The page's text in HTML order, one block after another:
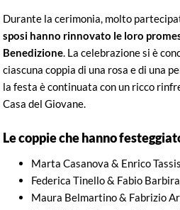
Durante la cerimonia, molto
sposi hanno rinnovato le loro
Benedizione. La celebrazione si è
ciascuna coppia di una rosa e di una
la festa è continuata con un ricco
Casa del Giovane.
Le coppie che hanno
Marta Casanova & Enrico
Federica Tinello & Fabio
Maura Belmartino & Fabrizio